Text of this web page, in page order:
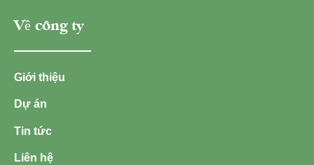
Về công ty
Giới thiệu
Dự án
Tin tức
Liên hệ